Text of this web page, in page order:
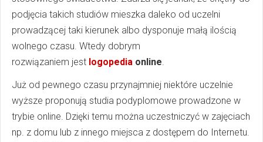
podjęcia takich studiów mieszka daleko od uczelni
prowadzącej taki kierunek albo dysponuje małą ilością
wolnego czasu. Wtedy dobrym
rozwiązaniem jest logopedia online.
Już od pewnego czasu przynajmniej niektóre uczelnie
wyższe proponują studia podyplomowe prowadzone w
trybie online. Dzięki temu można uczestniczyć w zajęciach
np. z domu lub z innego miejsca z dostępem do Internetu.